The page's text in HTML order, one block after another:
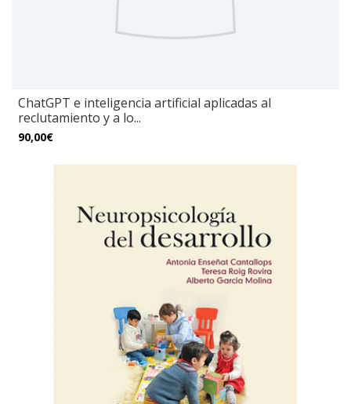
ChatGPT e inteligencia artificial aplicadas al
reclutamiento y a lo...
90,00€